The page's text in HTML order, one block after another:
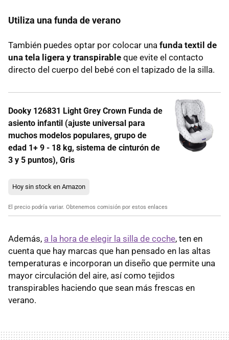
Utiliza una funda de verano
También puedes optar por colocar una funda textil de
una tela ligera y transpirable que evite el contacto
directo del cuerpo del bebé con el tapizado de la silla.
Dooky 126831 Light Grey Crown Funda de
asiento infantil (ajuste universal para
muchos modelos populares, grupo de
edad 1+ 9 - 18 kg, sistema de cinturón de
3 y 5 puntos), Gris
Hoy sin stock en Amazon
El precio podría variar. Obtenemos comisión por estos enlaces
Además, a la hora de elegir la silla de coche, ten en
cuenta que hay marcas que han pensado en las altas
temperaturas e incorporan un diseño que permite una
mayor circulación del aire, así como tejidos
transpirables haciendo que sean más frescas en
verano.